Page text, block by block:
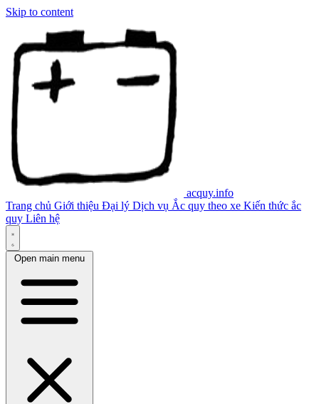
Skip to content
acquy.info
Trang chủ Giới thiệu Đại lý Dịch vụ Ắc quy theo xe Kiến thức ắc
quy Liên hệ
Open main menu